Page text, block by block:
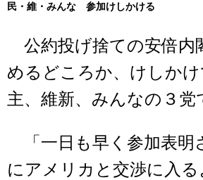
民・維・みんな 参加けしかける
公約投げ捨ての安倍内
めるどころか、けしか
主、維新、みんなの３党
「一日も早く参加表明
にアメリカと交渉に入